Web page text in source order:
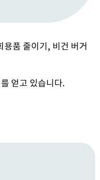
품 줄이기, 비건 버거
얻고 있습니다.